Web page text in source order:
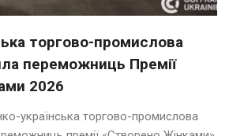
торгово-промислова
переможниць Премії
2026
українська торгово-промислова